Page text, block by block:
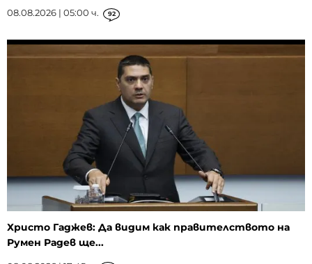
08.08.2026 | 05:00 ч. 92
Христо Гаджев: Да видим как правителството на
Румен Радев ще...